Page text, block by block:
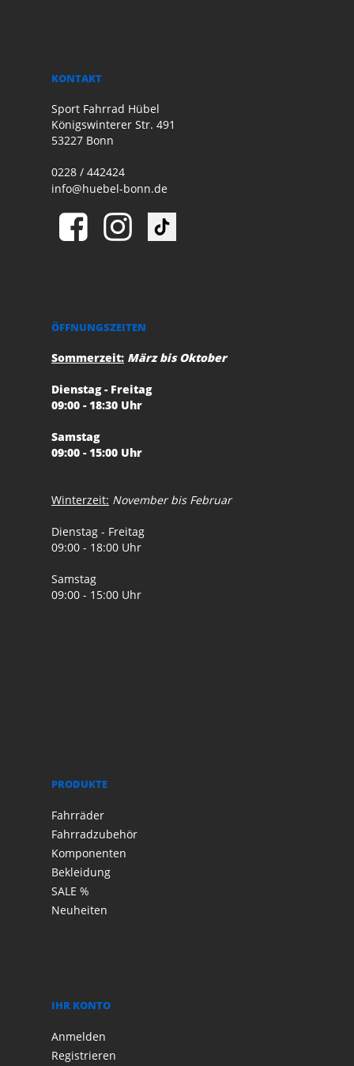
KONTAKT
Sport Fahrrad Hübel
Königswinterer Str. 491
53227 Bonn
0228 / 442424
info@huebel-bonn.de
ÖFFNUNGSZEITEN
Sommerzeit: März bis Oktober
Dienstag - Freitag
09:00 - 18:30 Uhr
Samstag
09:00 - 15:00 Uhr
Winterzeit: November bis Februar
Dienstag - Freitag
09:00 - 18:00 Uhr
Samstag
09:00 - 15:00 Uhr
PRODUKTE
Fahrräder
Fahrradzubehör
Komponenten
Bekleidung
SALE %
Neuheiten
IHR KONTO
Anmelden
Registrieren